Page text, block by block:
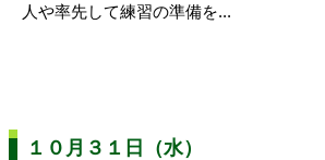
人や率先して練習の準備を...
１０月３１日（水）